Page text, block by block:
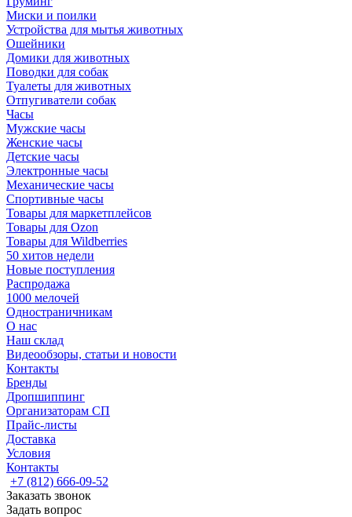
Миски и поилки
Устройства для мытья животных
Ошейники
Домики для животных
Поводки для собак
Туалеты для животных
Отпугиватели собак
Часы
Мужские часы
Женские часы
Детские часы
Электронные часы
Механические часы
Спортивные часы
Товары для маркетплейсов
Товары для Ozon
Товары для Wildberries
50 хитов недели
Новые поступления
Распродажа
1000 мелочей
Одностраничникам
О нас
Наш склад
Видеообзоры, статьи и новости
Контакты
Бренды
Дропшиппинг
Организаторам СП
Прайс-листы
Доставка
Условия
Контакты
+7 (812) 666-09-52
Заказать звонок
Задать вопрос